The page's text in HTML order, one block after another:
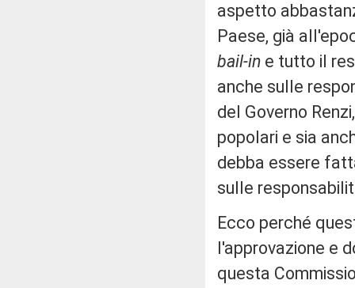
aspetto
Paese, già
bail-in e tutto il
anche sulle
del Governo
popolari e sia
debba essere
sulle
Ecco perché
l'approvazione e
questa